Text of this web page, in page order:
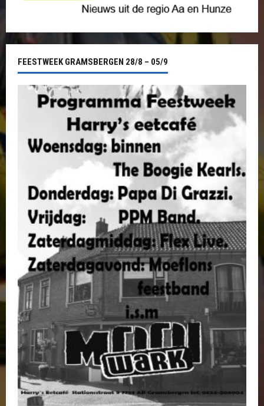
FEESTWEEK GRAMSBERGEN 28/8 – 05/9